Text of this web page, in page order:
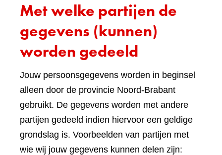
Met welke partijen de
gegevens (kunnen)
worden gedeeld
Jouw persoonsgegevens worden in beginsel
alleen door de provincie Noord-Brabant
gebruikt. De gegevens worden met andere
partijen gedeeld indien hiervoor een geldige
grondslag is. Voorbeelden van partijen met
wie wij jouw gegevens kunnen delen zijn: